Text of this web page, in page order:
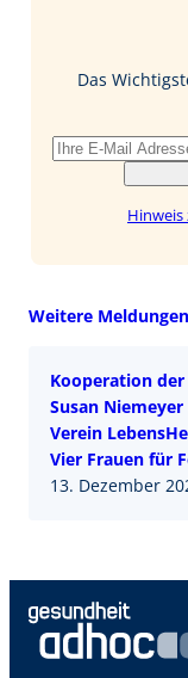
I
Das
Weitere
Kooperation
Susan
Verein
Vier Frauen für
bessere
13. Dezember